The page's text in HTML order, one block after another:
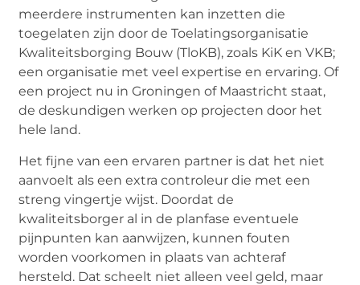
meerdere instrumenten kan inzetten die
toegelaten zijn door de Toelatingsorganisatie
Kwaliteitsborging Bouw (TloKB), zoals KiK en VKB;
een organisatie met veel expertise en ervaring. Of
een project nu in Groningen of Maastricht staat,
de deskundigen werken op projecten door het
hele land.
Het fijne van een ervaren partner is dat het niet
aanvoelt als een extra controleur die met een
streng vingertje wijst. Doordat de
kwaliteitsborger al in de planfase eventuele
pijnpunten kan aanwijzen, kunnen fouten
worden voorkomen in plaats van achteraf
hersteld. Dat scheelt niet alleen veel geld, maar